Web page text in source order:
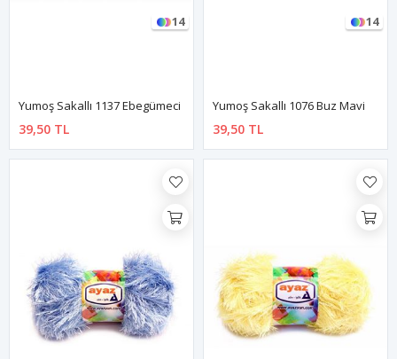
14
Yumoş Sakallı 1137 Ebegümeci
39,50 TL
14
Yumoş Sakallı 1076 Buz Mavi
39,50 TL